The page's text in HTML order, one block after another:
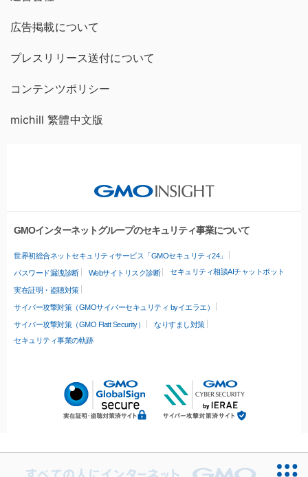
広告掲載について
プレスリリース送付について
コンテンツポリシー
michill 繁體中文版
GMOインターネットグループのセキュリティ事業について
世界初総合ネットセキュリティサービス「GMOセキュリティ24」
パスワード漏洩診断 Webサイトリスク診断 セキュリティ相談AIチャットボット
実在証明・盗聴対策
サイバー攻撃対策（GMOサイバーセキュリティ byイエラエ）
サイバー攻撃対策（GMO Flatt Security）
なりすまし対策
セキュリティ事業の軌跡